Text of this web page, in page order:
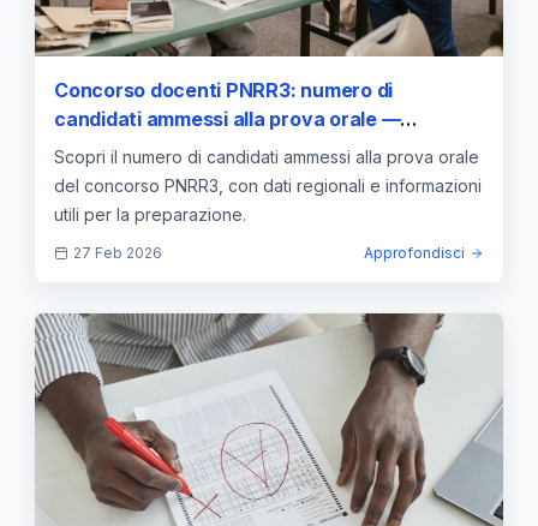
Concorso docenti PNRR3: numero di
candidati ammessi alla prova orale —
approfondimento e guida
Scopri il numero di candidati ammessi alla prova orale
del concorso PNRR3, con dati regionali e informazioni
utili per la preparazione.
27 Feb 2026 Approfondisci